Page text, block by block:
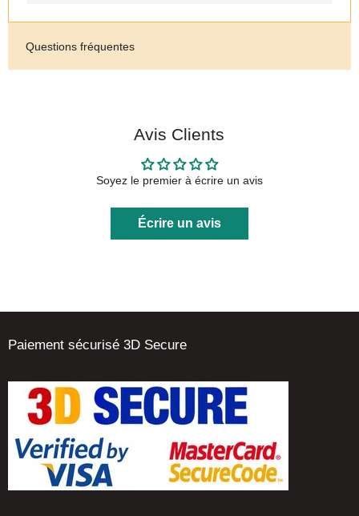
Questions fréquentes
Avis Clients
Soyez le premier à écrire un avis
Écrire un avis
Paiement sécurisé 3D Secure